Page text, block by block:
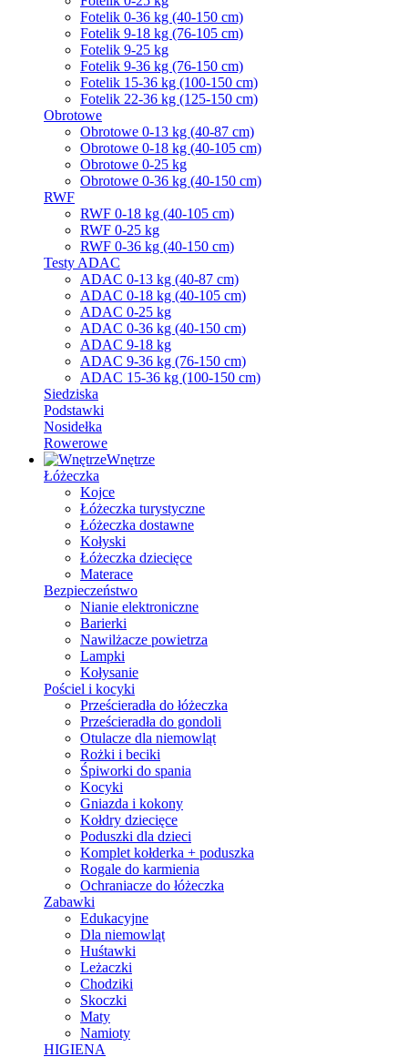
Fotelik 0-36 kg (40-150 cm)
Fotelik 9-18 kg (76-105 cm)
Fotelik 9-25 kg
Fotelik 9-36 kg (76-150 cm)
Fotelik 15-36 kg (100-150 cm)
Fotelik 22-36 kg (125-150 cm)
Obrotowe
Obrotowe 0-13 kg (40-87 cm)
Obrotowe 0-18 kg (40-105 cm)
Obrotowe 0-25 kg
Obrotowe 0-36 kg (40-150 cm)
RWF
RWF 0-18 kg (40-105 cm)
RWF 0-25 kg
RWF 0-36 kg (40-150 cm)
Testy ADAC
ADAC 0-13 kg (40-87 cm)
ADAC 0-18 kg (40-105 cm)
ADAC 0-25 kg
ADAC 0-36 kg (40-150 cm)
ADAC 9-18 kg
ADAC 9-36 kg (76-150 cm)
ADAC 15-36 kg (100-150 cm)
Siedziska
Podstawki
Nosidełka
Rowerowe
Wnętrze
Łóżeczka
Kojce
Łóżeczka turystyczne
Łóżeczka dostawne
Kołyski
Łóżeczka dziecięce
Materace
Bezpieczeństwo
Nianie elektroniczne
Barierki
Nawilżacze powietrza
Lampki
Kołysanie
Pościel i kocyki
Prześcieradła do łóżeczka
Prześcieradła do gondoli
Otulacze dla niemowląt
Rożki i beciki
Śpiworki do spania
Kocyki
Gniazda i kokony
Kołdry dziecięce
Poduszki dla dzieci
Komplet kołderka + poduszka
Rogale do karmienia
Ochraniacze do łóżeczka
Zabawki
Edukacyjne
Dla niemowląt
Huśtawki
Leżaczki
Chodziki
Skoczki
Maty
Namioty
HIGIENA